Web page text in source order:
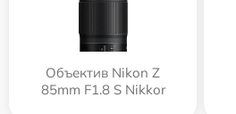
Объектив Nikon Z
85mm F1.8 S Nikkor